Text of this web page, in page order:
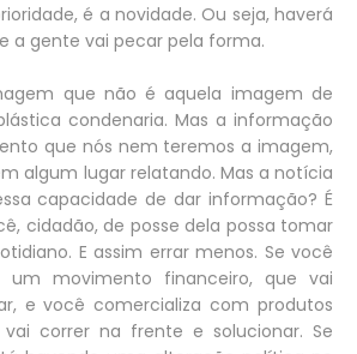
é a novidade. Ou seja, haverá
a gente vai pecar pela forma.
que não é aquela imagem de
condenaria. Mas a informação
que nós nem teremos a imagem,
algum lugar relatando. Mas a notícia
capacidade de dar informação? É
cidadão, de posse dela possa tomar
E assim errar menos. Se você
um movimento financeiro, que vai
e você comercializa com produtos
correr na frente e solucionar. Se